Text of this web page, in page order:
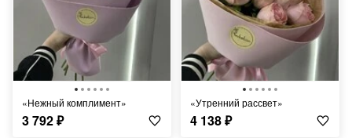
«Нежный комплимент»
3 792₽
«Утренний рассвет»
4 138₽